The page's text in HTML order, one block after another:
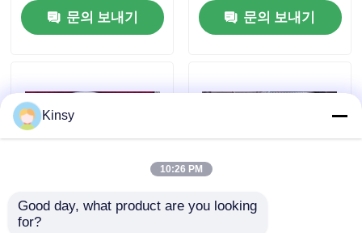
품질 관리
뉴스
금속 실 방직 그물 스크린
문의 보내기 문의 보내기
고강도 필터 스크린 망
Kinsy
10:26 PM
Good day, what product are you looking
for?